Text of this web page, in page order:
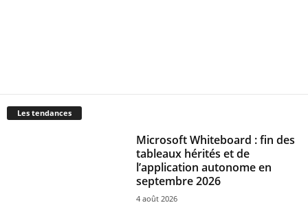
Les tendances
Microsoft Whiteboard : fin des
tableaux hérités et de
l’application autonome en
septembre 2026
4 août 2026